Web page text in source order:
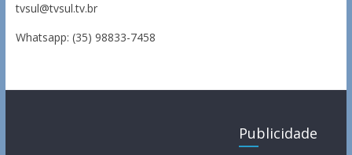
tvsul@tvsul.tv.br
Whatsapp: (35) 98833-7458
Publicidade